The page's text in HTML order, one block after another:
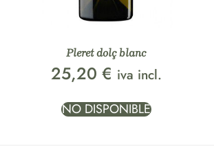
Pleret dolç blanc
25,20 € iva incl.
NO DISPONIBLE